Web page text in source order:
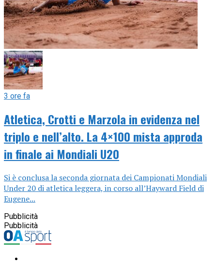
3 ore fa
Atletica, Crotti e Marzola in evidenza nel
triplo e nell’alto. La 4×100 mista approda
in finale ai Mondiali U20
Si è conclusa la seconda giornata dei Campionati Mondiali
Under 20 di atletica leggera, in corso all’Hayward Field di
Eugene...
Pubblicità
Pubblicità